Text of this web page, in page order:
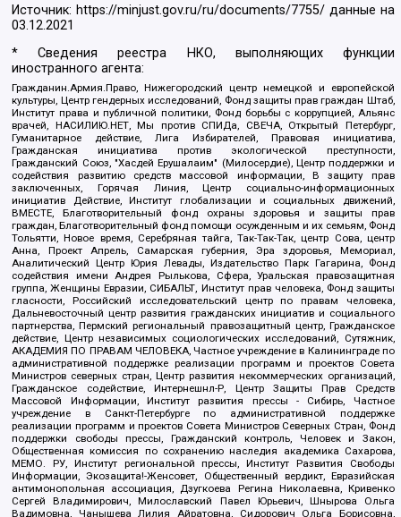
Источник: https://minjust.gov.ru/ru/documents/7755/ данные на
03.12.2021
* Сведения реестра НКО, выполняющих функции
иностранного агента:
Гражданин.Армия.Право, Нижегородский центр немецкой и европейской
культуры, Центр гендерных исследований, Фонд защиты прав граждан Штаб,
Институт права и публичной политики, Фонд борьбы с коррупцией, Альянс
врачей, НАСИЛИЮ.НЕТ, Мы против СПИДа, СВЕЧА, Открытый Петербург,
Гуманитарное действие, Лига Избирателей, Правовая инициатива,
Гражданская инициатива против экологической преступности,
Гражданский Союз, "Хасдей Ерушалаим" (Милосердие), Центр поддержки и
содействия развитию средств массовой информации, В защиту прав
заключенных, Горячая Линия, Центр социально-информационных
инициатив Действие, Институт глобализации и социальных движений,
ВМЕСТЕ, Благотворительный фонд охраны здоровья и защиты прав
граждан, Благотворительный фонд помощи осужденным и их семьям, Фонд
Тольятти, Новое время, Серебряная тайга, Так-Так-Так, центр Сова, центр
Анна, Проект Апрель, Самарская губерния, Эра здоровья, Мемориал,
Аналитический Центр Юрия Левады, Издательство Парк Гагарина, Фонд
содействия имени Андрея Рылькова, Сфера, Уральская правозащитная
группа, Женщины Евразии, СИБАЛЬТ, Институт прав человека, Фонд защиты
гласности, Российский исследовательский центр по правам человека,
Дальневосточный центр развития гражданских инициатив и социального
партнерства, Пермский региональный правозащитный центр, Гражданское
действие, Центр независимых социологических исследований, Сутяжник,
АКАДЕМИЯ ПО ПРАВАМ ЧЕЛОВЕКА, Частное учреждение в Калининграде по
административной поддержке реализации программ и проектов Совета
Министров северных стран, Центр развития некоммерческих организаций,
Гражданское содействие, Интернешнл-Р, Центр Защиты Прав Средств
Массовой Информации, Институт развития прессы - Сибирь, Частное
учреждение в Санкт-Петербурге по административной поддержке
реализации программ и проектов Совета Министров Северных Стран, Фонд
поддержки свободы прессы, Гражданский контроль, Человек и Закон,
Общественная комиссия по сохранению наследия академика Сахарова,
МЕМО. РУ, Институт региональной прессы, Институт Развития Свободы
Информации, Экозащита!-Женсовет, Общественный вердикт, Евразийская
антимонопольная ассоциация, Дзугкоева Регина Николаевна, Кривенко
Сергей Владимирович, Милославский Павел Юрьевич, Шнырова Ольга
Вадимовна, Чанышева Лилия Айратовна, Сидорович Ольга Борисовна,